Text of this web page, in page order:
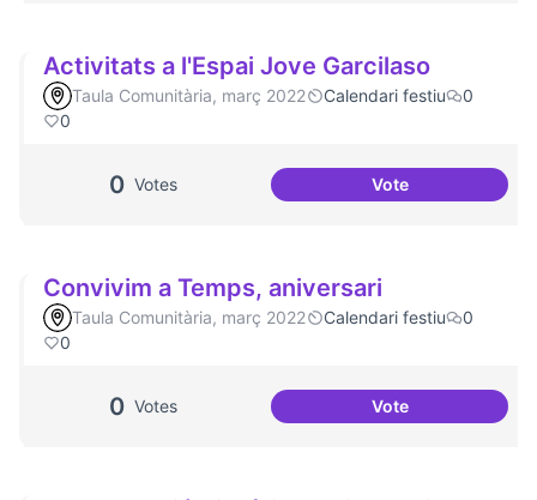
Activitats a l'Espai Jove Garcilaso
Taula Comunitària, març 2022 Calendari festiu
0
0
0 Votes VoteActivitats a
Convivim a Temps, aniversari
Taula Comunitària, març 2022 Calendari festiu
0
0
0 Votes VoteConvivim a